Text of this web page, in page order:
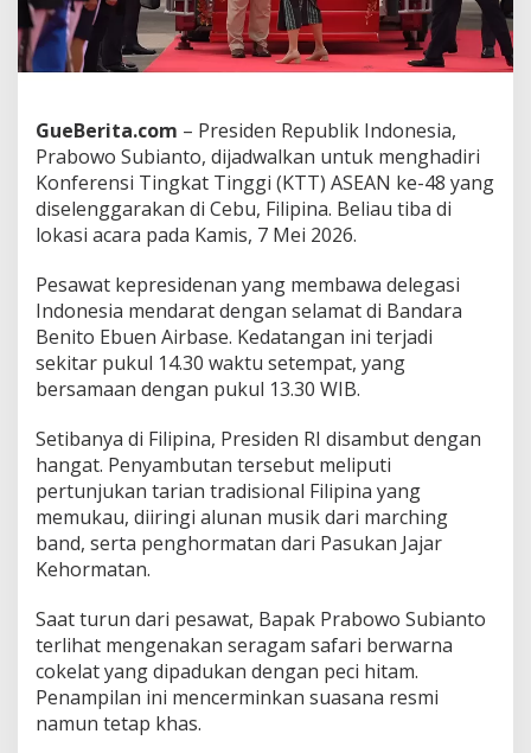
a
n
E
n
r
g
i
d
i
K
T
A
S
E
A
N
k
-
4
8
GueBerita.com – Presiden Republik Indonesia,
Prabowo Subianto, dijadwalkan untuk menghadiri
Konferensi Tingkat Tinggi (KTT) ASEAN ke-48 yang
diselenggarakan di Cebu, Filipina. Beliau tiba di
lokasi acara pada Kamis, 7 Mei 2026.
Pesawat kepresidenan yang membawa delegasi
Indonesia mendarat dengan selamat di Bandara
Benito Ebuen Airbase. Kedatangan ini terjadi
sekitar pukul 14.30 waktu setempat, yang
bersamaan dengan pukul 13.30 WIB.
Setibanya di Filipina, Presiden RI disambut dengan
hangat. Penyambutan tersebut meliputi
pertunjukan tarian tradisional Filipina yang
memukau, diiringi alunan musik dari marching
band, serta penghormatan dari Pasukan Jajar
Kehormatan.
Saat turun dari pesawat, Bapak Prabowo Subianto
terlihat mengenakan seragam safari berwarna
cokelat yang dipadukan dengan peci hitam.
Penampilan ini mencerminkan suasana resmi
namun tetap khas.